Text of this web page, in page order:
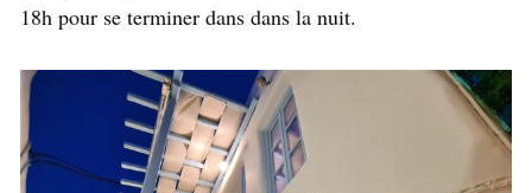
18h pour se terminer dans dans la nuit.